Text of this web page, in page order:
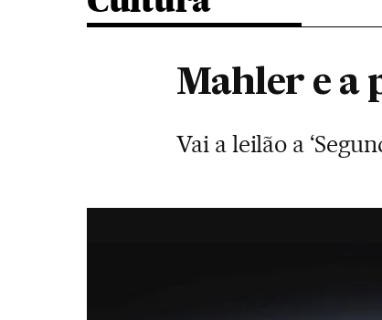
Mahler e a
Vai a leilão a